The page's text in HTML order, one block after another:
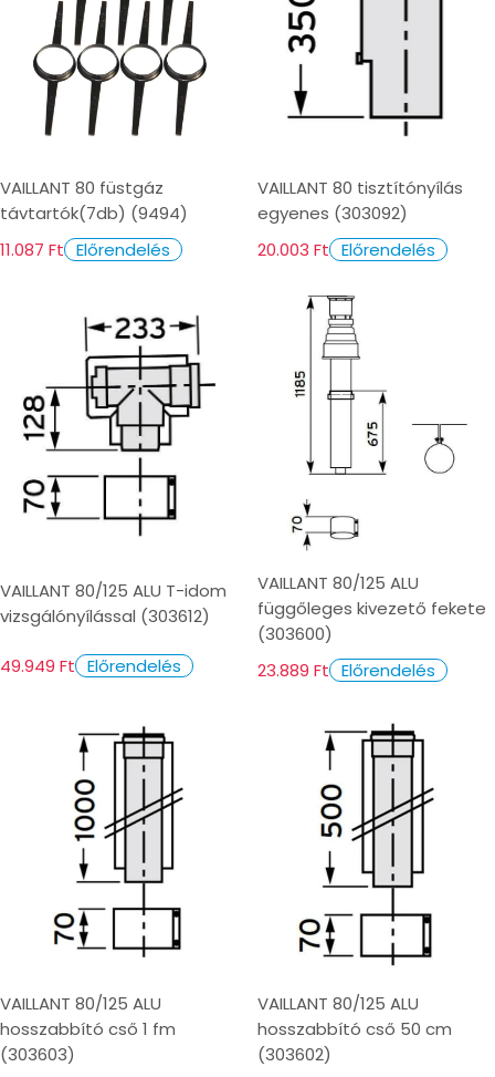
VAILLANT 80 füstgáz
távtartók(7db) (9494)
11.087 Ft Előrendelés
VAILLANT 80 tisztítónyílás
egyenes (303092)
20.003 Ft Előrendelés
VAILLANT 80/125 ALU T-idom
vizsgálónyílással (303612)
49.949 Ft Előrendelés
VAILLANT 80/125 ALU
függőleges kivezető fekete
(303600)
23.889 Ft Előrendelés
VAILLANT 80/125 ALU
hosszabbító cső 1 fm
(303603)
VAILLANT 80/125 ALU
hosszabbító cső 50 cm
(303602)